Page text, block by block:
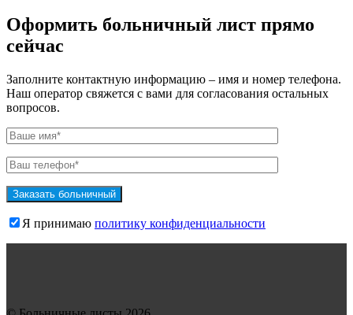
Оформить больничный лист прямо
сейчас
Заполните контактную информацию – имя и номер телефона.
Наш оператор свяжется с вами для согласования остальных
вопросов.
Я принимаю политику конфиденциальности